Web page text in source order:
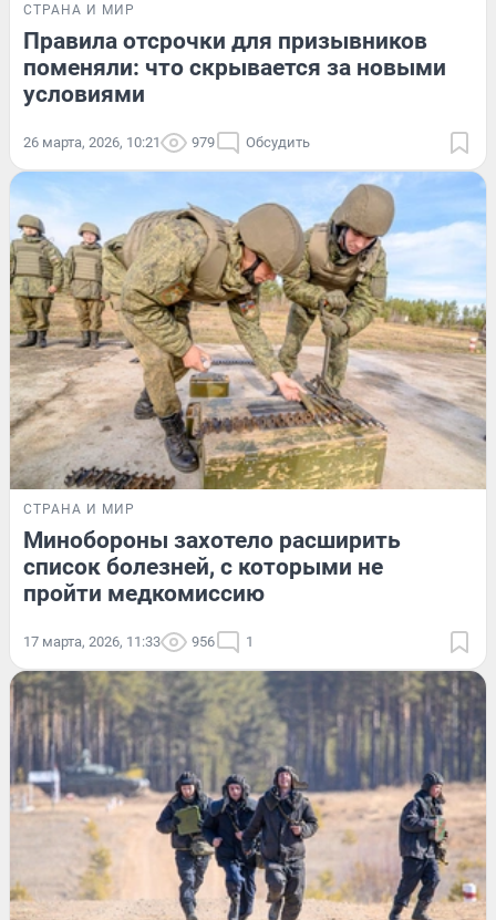
СТРАНА И МИР
Правила отсрочки для призывников
поменяли: что скрывается за новыми
условиями
26 марта, 2026, 10:21 979 Обсудить
СТРАНА И МИР
Минобороны захотело расширить
список болезней, с которыми не
пройти медкомиссию
17 марта, 2026, 11:33 956 1